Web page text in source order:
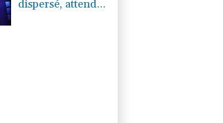
dispersé, attend